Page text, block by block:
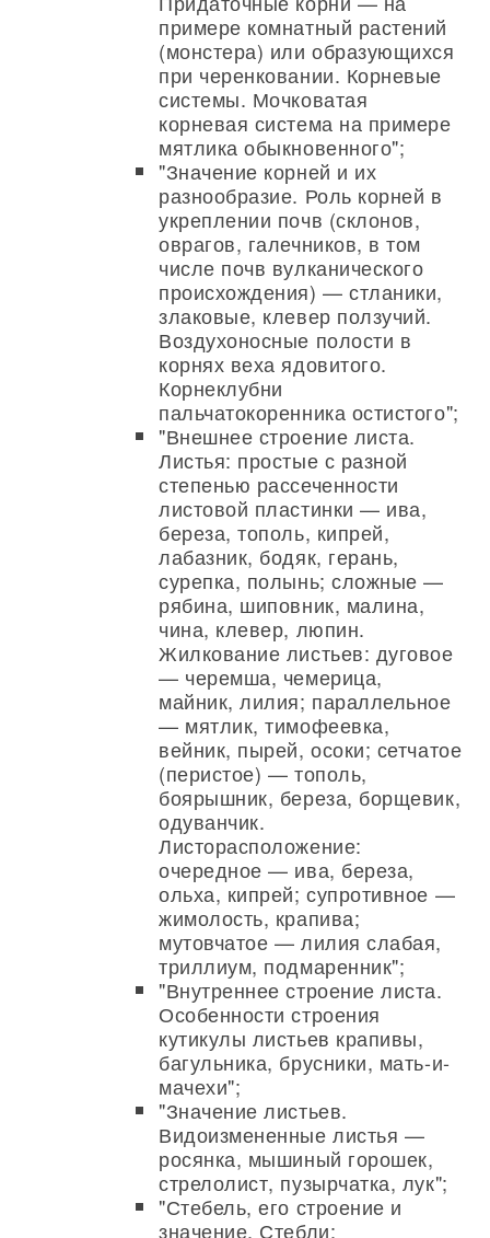
примере комнатный растений
(монстера) или образующихся
при черенковании. Корневые
системы. Мочковатая
корневая система на примере
мятлика обыкновенного";
"Значение корней и их
разнообразие. Роль корней в
укреплении почв (склонов,
оврагов, галечников, в том
числе почв вулканического
происхождения) — стланики,
злаковые, клевер ползучий.
Воздухоносные полости в
корнях веха ядовитого.
Корнеклубни
пальчатокоренника остистого";
"Внешнее строение листа.
Листья: простые с разной
степенью рассеченности
листовой пластинки — ива,
береза, тополь, кипрей,
лабазник, бодяк, герань,
сурепка, полынь; сложные —
рябина, шиповник, малина,
чина, клевер, люпин.
Жилкование листьев: дуговое
— черемша, чемерица,
майник, лилия; параллельное
— мятлик, тимофеевка,
вейник, пырей, осоки; сетчатое
(перистое) — тополь,
боярышник, береза, борщевик,
одуванчик.
Листорасположение:
очередное — ива, береза,
ольха, кипрей; супротивное —
жимолость, крапива;
мутовчатое — лилия слабая,
триллиум, подмаренник";
"Внутреннее строение листа.
Особенности строения
кутикулы листьев крапивы,
багульника, брусники, мать-и-
мачехи";
"Значение листьев.
Видоизмененные листья —
росянка, мышиный горошек,
стрелолист, пузырчатка, лук";
"Стебель, его строение и
значение. Стебли: